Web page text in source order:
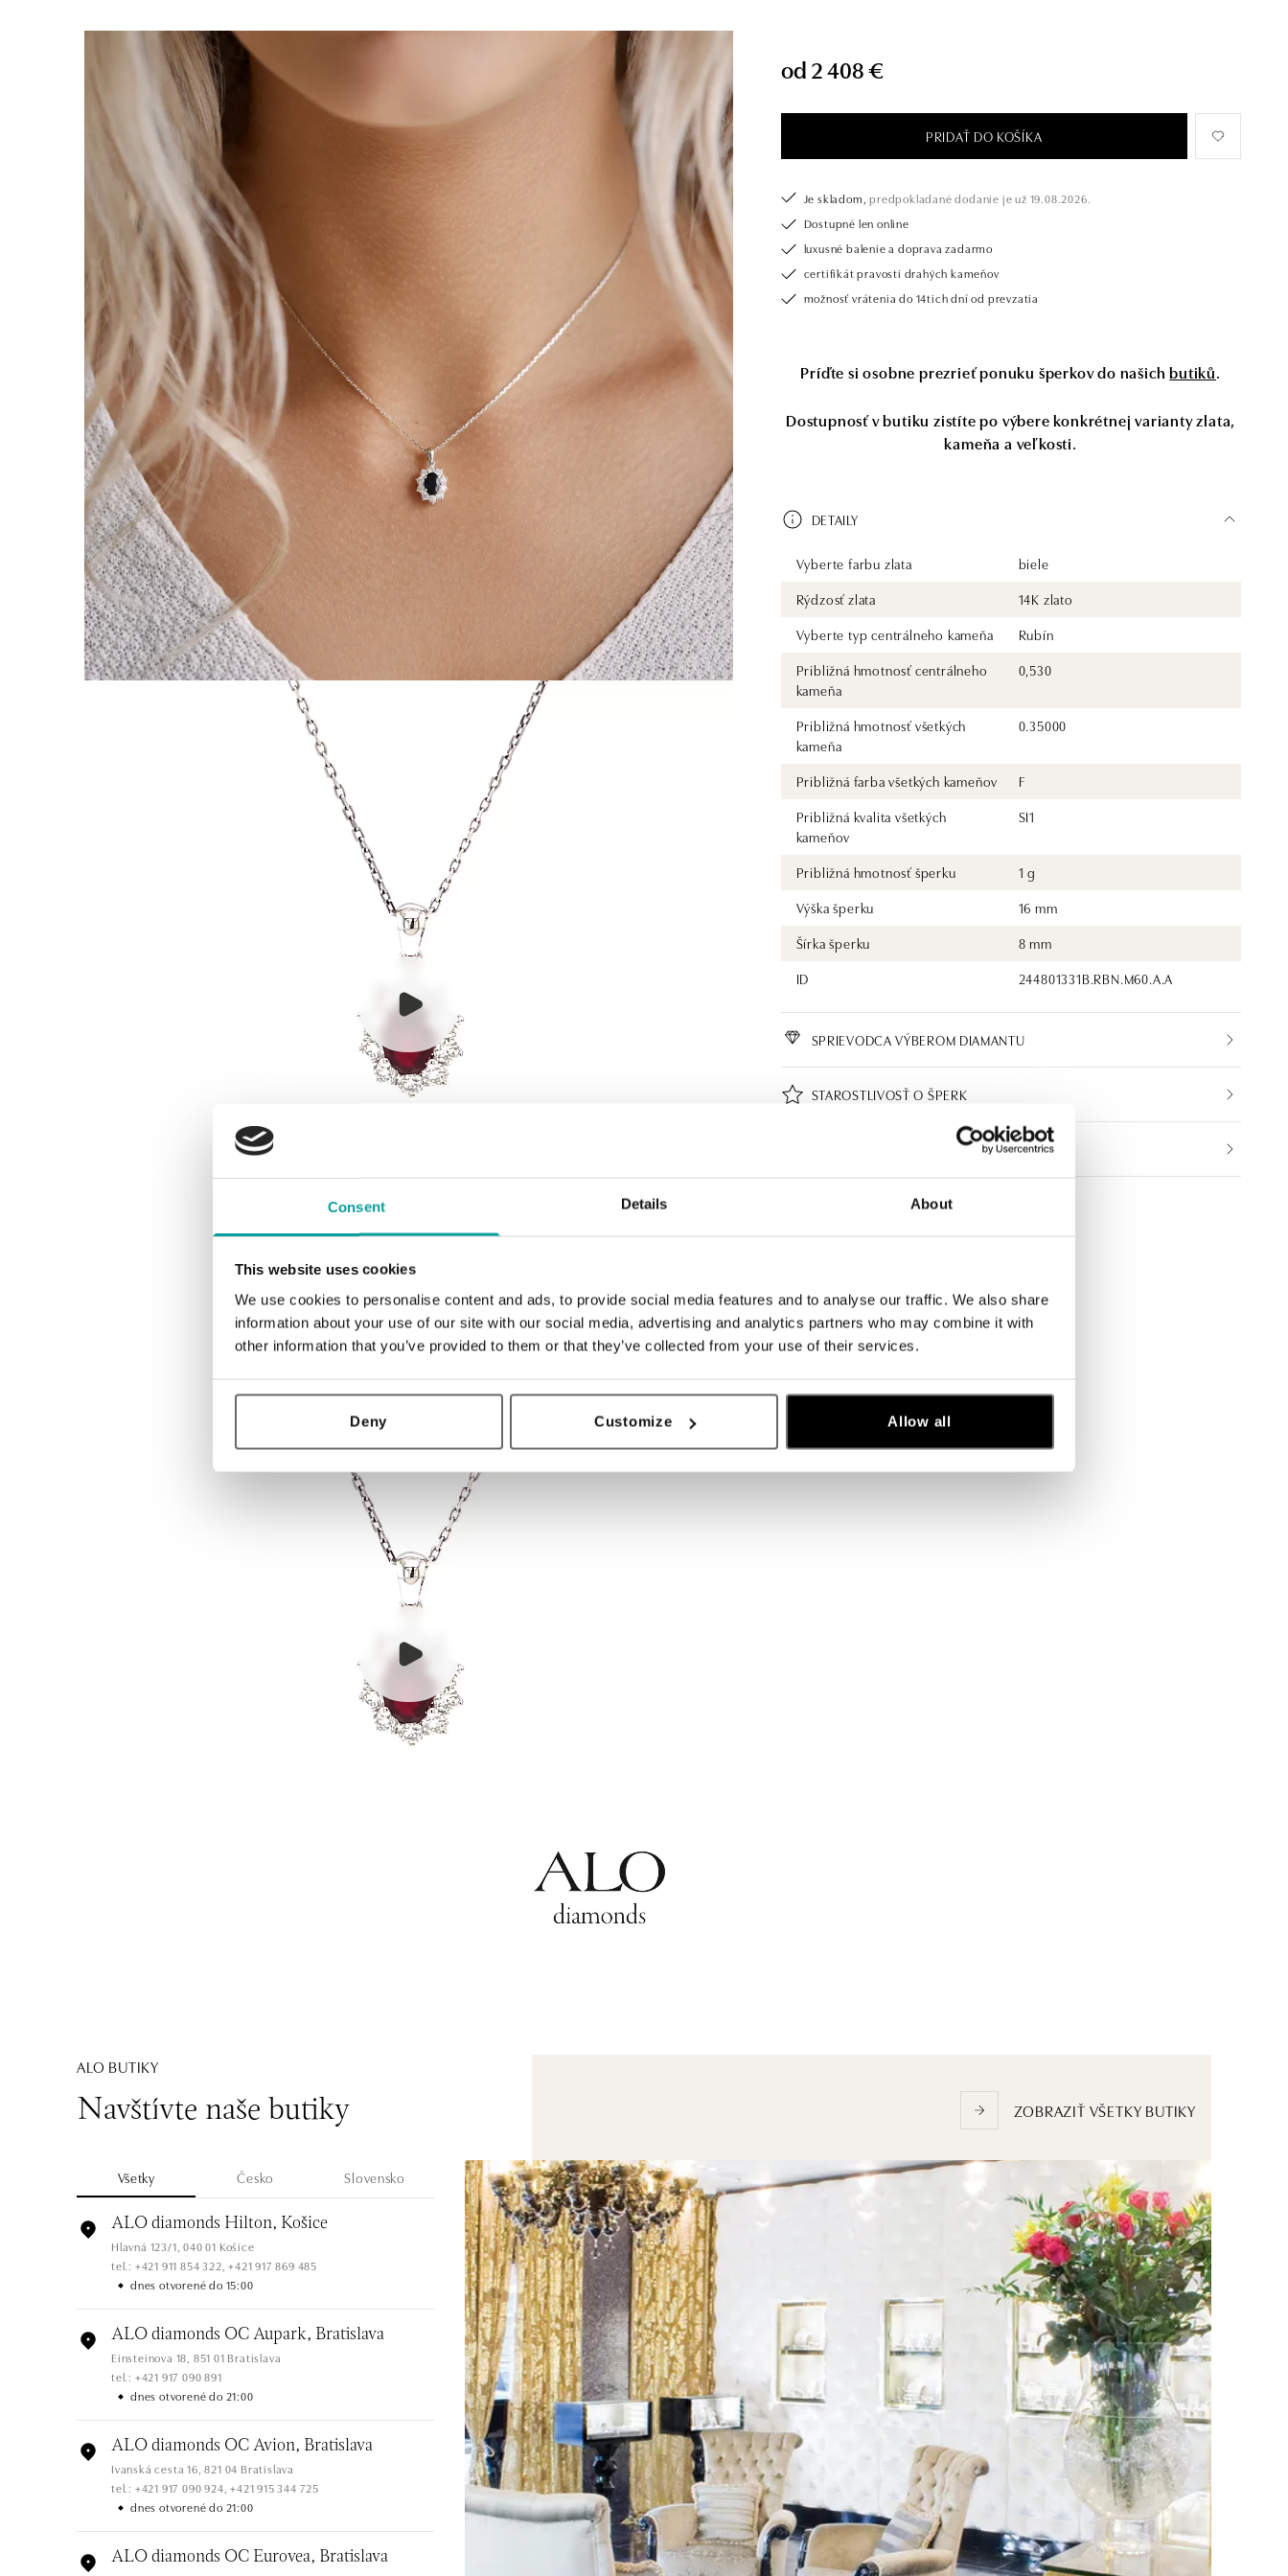
Consent Details About
This website uses cookies
We use cookies to personalise content and ads, to provide social media features and to analyse our traffic. We also share
information about your use of our site with our social media, advertising and analytics partners who may combine it with
other information that you’ve provided to them or that they’ve collected from your use of their services.
Deny Customize Allow all
od 2 408 €
PRIDAŤ DO KOŠÍKA
Je skladom, predpokladané dodanie je už 19.08.2026.
Dostupné len online
luxusné balenie a doprava zadarmo
certifikát pravosti drahých kameňov
možnosť vrátenia do 14tich dní od prevzatia
Príďte si osobne prezrieť ponuku šperkov do našichbutiků.
Dostupnosť v butiku zistíte po výbere konkrétnej varianty zlata,
kameňa a veľkosti.
DETAILY
Vyberte farbu zlata
biele
Rýdzosť zlata
14K zlato
Vyberte typ centrálneho kameňa
Rubín
Približná hmotnosť centrálneho
kameňa
0,530
Približná hmotnosť všetkých
kameňa
0.35000
Približná farba všetkých kameňov
F
Približná kvalita všetkých
kameňov
SI1
Približná hmotnosť šperku
1 g
Výška šperku
16 mm
Šírka šperku
8 mm
ID
244801331B.RBN.M60.A.A
SPRIEVODCA VÝBEROM DIAMANTU
STAROSTLIVOSŤ O ŠPERK
ALO BUTIKY
Navštívte naše butiky ZOBRAZIŤ VŠETKY BUTIKY
Všetky Česko Slovensko
ALO diamonds Hilton, Košice
Hlavná 123/1, 040 01 Košice
tel.: +421 911 854 322, +421 917 869 485
dnes otvorené do 15:00
ALO diamonds OC Aupark, Bratislava
Einsteinova 18, 851 01 Bratislava
tel.: +421 917 090 891
dnes otvorené do 21:00
ALO diamonds OC Avion, Bratislava
Ivanská cesta 16, 821 04 Bratislava
tel.: +421 917 090 924, +421 915 344 725
dnes otvorené do 21:00
ALO diamonds OC Eurovea, Bratislava